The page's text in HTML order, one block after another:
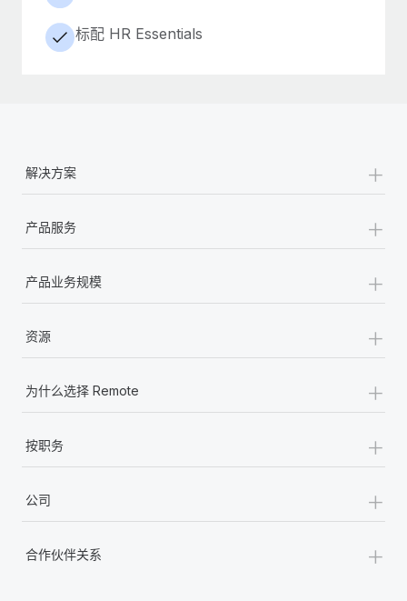
标配 HR Essentials
解决方案 +
产品服务 +
产品业务规模 +
资源 +
为什么选择 Remote +
按职务 +
公司 +
合作伙伴关系 +